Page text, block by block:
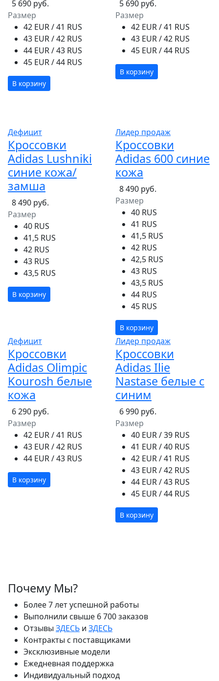
5 690 руб.
Размер
42 EUR / 41 RUS
43 EUR / 42 RUS
44 EUR / 43 RUS
45 EUR / 44 RUS
В корзину
5 690 руб.
Размер
42 EUR / 41 RUS
43 EUR / 42 RUS
45 EUR / 44 RUS
В корзину
Дефицит
Кроссовки
Adidas Lushniki
синие кожа/
замша
8 490 руб.
Размер
40 RUS
41,5 RUS
42 RUS
43 RUS
43,5 RUS
В корзину
Лидер продаж
Кроссовки
Adidas 600 синие
кожа
8 490 руб.
Размер
40 RUS
41 RUS
41,5 RUS
42 RUS
42,5 RUS
43 RUS
43,5 RUS
44 RUS
45 RUS
В корзину
Дефицит
Кроссовки
Adidas Olimpic
Kourosh белые
кожа
6 290 руб.
Размер
42 EUR / 41 RUS
43 EUR / 42 RUS
44 EUR / 43 RUS
В корзину
Лидер продаж
Кроссовки
Adidas Ilie
Nastase белые с
синим
6 990 руб.
Размер
40 EUR / 39 RUS
41 EUR / 40 RUS
42 EUR / 41 RUS
43 EUR / 42 RUS
44 EUR / 43 RUS
45 EUR / 44 RUS
В корзину
Почему Мы?
Более 7 лет успешной работы
Выполнили свыше 6 700 заказов
Отзывы ЗДЕСЬ и ЗДЕСЬ
Контракты с поставщиками
Эксклюзивные модели
Ежедневная поддержка
Индивидуальный подход